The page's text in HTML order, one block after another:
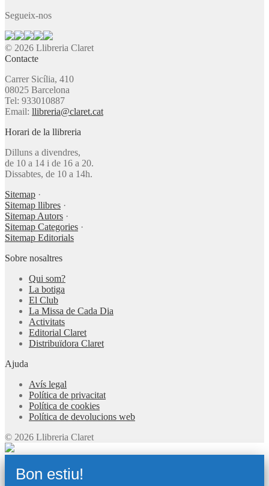
Segueix-nos
© 2026 Llibreria Claret
Contacte
Carrer Sicília, 410
08025 Barcelona
Tel: 933010887
Email: llibreria@claret.cat
Horari de la llibreria
Dilluns a divendres,
de 10 a 14 i de 16 a 20.
Dissabtes, de 10 a 14h.
Sitemap ·
Sitemap llibres ·
Sitemap Autors ·
Sitemap Categories ·
Sitemap Editorials
Sobre nosaltres
Qui som?
La botiga
El Club
La Missa de Cada Dia
Activitats
Editorial Claret
Distribuïdora Claret
Ajuda
Avís legal
Política de privacitat
Política de cookies
Política de devolucions web
© 2026 Llibreria Claret
Bon estiu!